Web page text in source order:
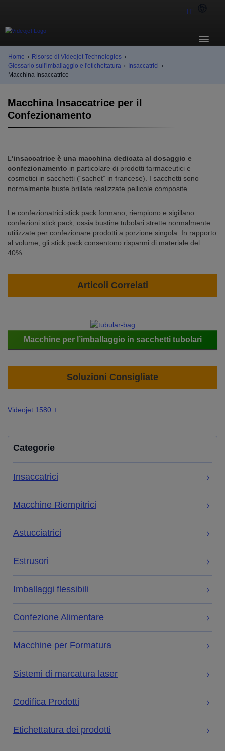
IT
Home › Risorse di Videojet Technologies ›
Glossario sull'imballaggio e l'etichettatura › Insaccatrici ›
Macchina Insaccatrice
Macchina Insaccatrice per il
Confezionamento
L ‘insaccatrice è una macchina dedicata al dosaggio e
confezionamento in particolare di prodotti farmaceutici e
cosmetici in sacchetti (“sachet” in francese). I sacchetti sono
normalmente buste brillate realizzate pellicole composite.
Le confezionatrici stick pack formano, riempiono e sigillano
confezioni stick pack, ossia bustine tubolari strette normalmente
utilizzate per confezionare prodotti a porzione singola. In rapporto
al volume, gli stick pack consentono risparmi di materiale del
40%.
Articoli Correlati
Macchine per l’imballaggio in sacchetti tubolari
Soluzioni Consigliate
Videojet 1580 +
Categorie
Insaccatrici
Macchine Riempitrici
Astucciatrici
Estrusori
Imballaggi flessibili
Confezione Alimentare
Macchine per Formatura
Sistemi di marcatura laser
Codifica Prodotti
Etichettatura dei prodotti